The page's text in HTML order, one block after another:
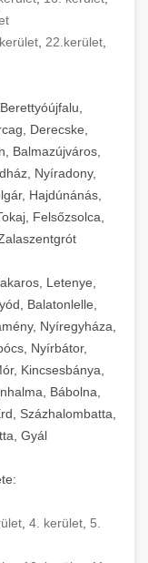
22.kerület
Derecske,
Balmazújváros,
Nyíradony,
Hajdúnánás,
Felsőzsolca,
Letenye,
Balatonlelle,
Nyíregyháza,
Nyírbátor,
Kincsesbánya,
Bábolna,
Százhalombatta,
Gyál
4. kerület 5.